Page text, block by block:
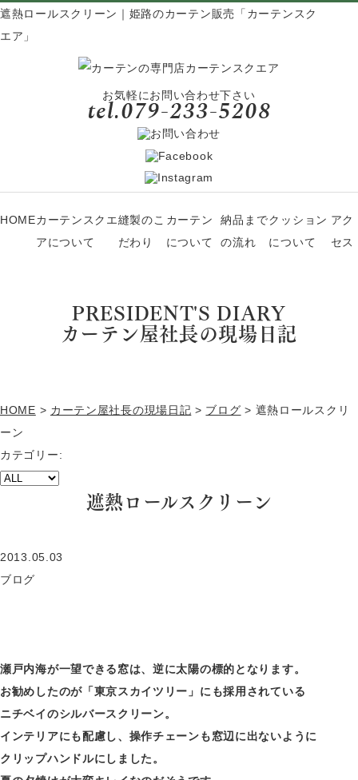
遮熱ロールスクリーン｜姫路のカーテン販売「カーテンスク
エア」
お気軽にお問い合わせ下さい
HOMEカーテンスクエ
アについて
縫製のこ
だわり
カーテン
について
納品まで
の流れ
クッション
について
アク
セス
PRESIDENT'S DIARY
カーテン屋社長の現場日記
HOME > カーテン屋社長の現場日記 > ブログ > 遮熱ロールスクリ
ーン
カテゴリー:
遮熱ロールスクリーン
2013.05.03
ブログ
瀬戸内海が一望できる窓は、逆に太陽の標的となります。
お勧めしたのが「東京スカイツリー」にも採用されている
ニチベイのシルバースクリーン。
インテリアにも配慮し、操作チェーンも窓辺に出ないように
クリップハンドルにしました。